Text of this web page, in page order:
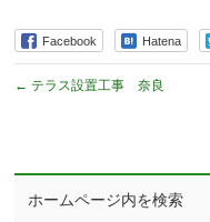
Facebook Hatena
← テラス設置工事 奈良
ホームページ内を検索